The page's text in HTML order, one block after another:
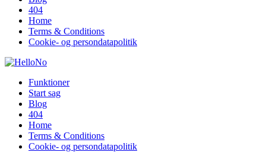
404
Home
Terms & Conditions
Cookie- og persondatapolitik
Funktioner
Start sag
Blog
404
Home
Terms & Conditions
Cookie- og persondatapolitik